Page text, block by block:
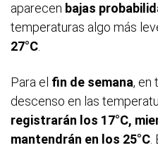
aparecen bajas
temperaturas algo más
27°C
Para el fin de semana, en
descenso en las
registrarán los 17°C,
mantendrán en los 25°C